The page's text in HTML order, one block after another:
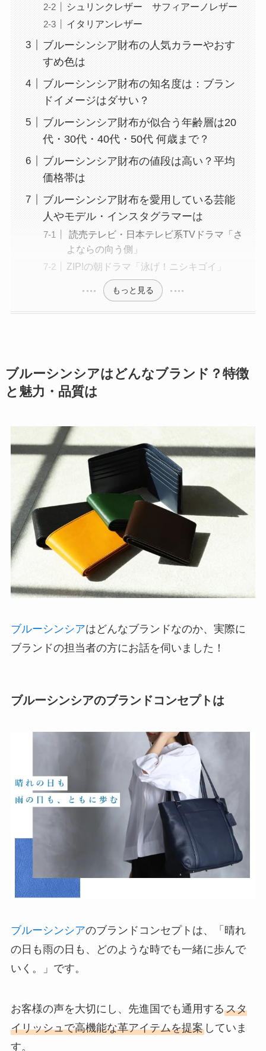
シュリンクレザー サフィアーノレザー
イタリアンレザー
ブルーシンシア財布の人気カラーやおす
すめ色は
ブルーシンシア財布の知名度は：ブラン
ドイメージはダサい？
ブルーシンシア財布が似合う年齢層は20
代・30代・40代・50代 何歳まで？
ブルーシンシア財布の値段は高い？平均
価格帯は
ブルーシンシア財布を愛用している芸能
人やモデル・インスタグラマーは
読売テレビ・日本テレビ系TVドラマ「さ
よならの向う側」
ZIP!の朝ドラマ「泳げ！ニシキゴイ」
もっと見る
ブルーシンシアはどんなブランド？特徴
と魅力・品質は
ブルーシンシアはどんなブランドなのか、実際に
ブランドの担当者の方にお話を伺いました！
ブルーシンシアのブランドコンセプトは
ブルーシンシアのブランドコンセプトは、「晴れ
の日も雨の日も、どのような時でも一緒に歩んで
いく。」です。
お客様の声を大切にし、先進国でも通用するスタ
イリッシュで高機能な革アイテムを提案していま
す。